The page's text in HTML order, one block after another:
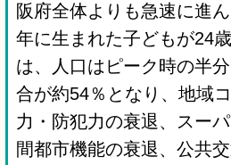
阪府全体よりも急速に進
年に生まれた子どもが24
は、人口はピーク時の半
合が約54％となり、地域
力・防犯力の衰退、スー
間都市機能の衰退、公共